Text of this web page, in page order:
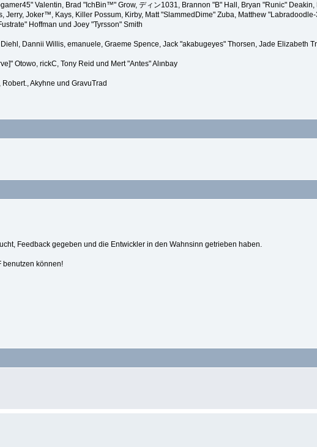
Valentin, Brad "IchBin™" Grow, ディン1031, Brannon "B" Hall, Bryan "Runic"
Jerry, Joker™, Kays, Killer Possum, Kirby, Matt "SlammedDime" Zuba, Matthew
Hoffman und Joey "Tyrsson" Smith
Dannii Willis, emanuele, Graeme Spence, Jack "akabugeyes" Thorsen, Jade Elizabeth
Otowo, rickC, Tony Reid und Mert "Antes" Alınbay
Akyhne und GravuTrad
Feedback gegeben und die Entwickler in den Wahnsinn getrieben haben.
benutzen können!